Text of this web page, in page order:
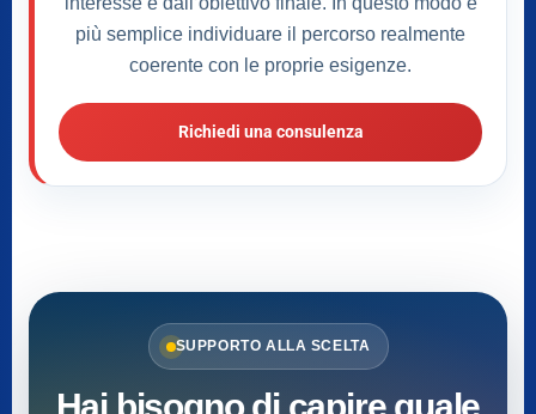
più semplice individuare il percorso realmente
coerente con le proprie esigenze.
Richiedi una consulenza
SUPPORTO ALLA SCELTA